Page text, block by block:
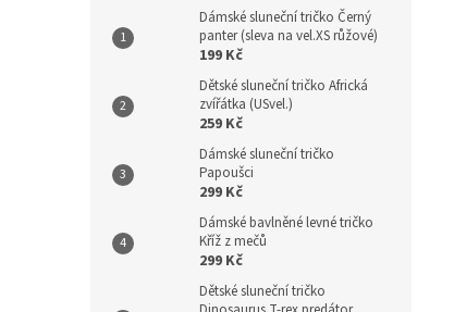
Dámské sluneční tričko Černý
panter (sleva na vel.XS růžové)
199 Kč
Dětské sluneční tričko Africká
zvířátka (USvel.)
259 Kč
Dámské sluneční tričko
Papoušci
299 Kč
Dámské bavlněné levné tričko
Kříž z mečů
299 Kč
Dětské sluneční tričko